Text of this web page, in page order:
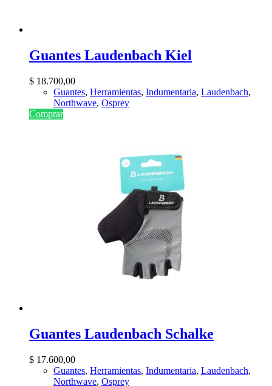
Guantes Laudenbach Kiel
$ 18.700,00
Guantes, Herramientas, Indumentaria, Laudenbach,
Northwave, Osprey
Comprar
Guantes Laudenbach Schalke
$ 17.600,00
Guantes, Herramientas, Indumentaria, Laudenbach,
Northwave, Osprey